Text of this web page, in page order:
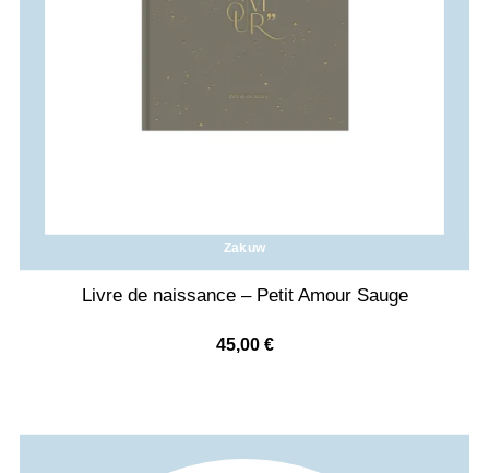
Zakuw
Livre de naissance – Petit Amour Sauge
45,00 €